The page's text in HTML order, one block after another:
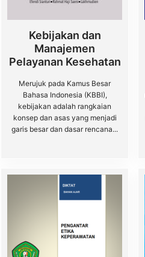
Kebijakan dan
Manajemen
Pelayanan Kesehatan
Merujuk pada Kamus Besar
Bahasa Indonesia (KBBI),
kebijakan adalah rangkaian
konsep dan asas yang menjadi
garis besar dan dasar rencana...